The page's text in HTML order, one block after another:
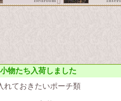
物たち入荷しました
れておきたいポーチ類